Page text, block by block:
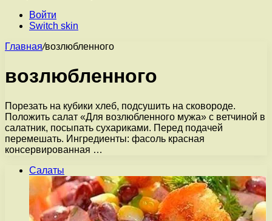
Войти
Switch skin
Главная/возлюбленного
возлюбленного
Порезать на кубики хлеб, подсушить на сковороде.
Положить салат «Для возлюбленного мужа» с ветчиной в
салатник, посыпать сухариками. Перед подачей
перемешать. Ингредиенты: фасоль красная
консервированная …
Салаты